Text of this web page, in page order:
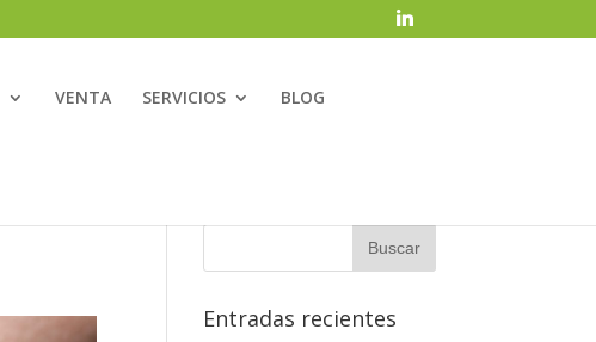
VENTA SERVICIOS BLOG
Entradas recientes